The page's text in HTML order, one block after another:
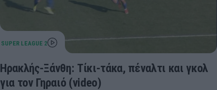
Ηρακλής-Ξάνθη: Τίκι-τάκα, πέναλτι και γκολ
για τον Γηραιό (video)